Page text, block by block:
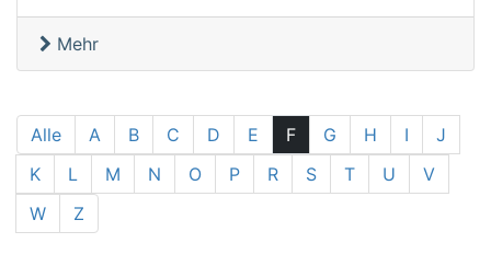
Mehr
Alle A B C D E F G H I
J
K
L M N O P R S T U
V
W
Z